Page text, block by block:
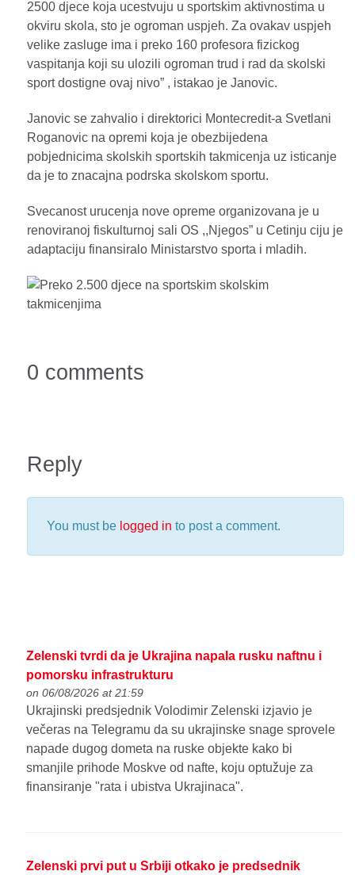
2500 djece koja ucestvuju u sportskim aktivnostima u
okviru skola, sto je ogroman uspjeh. Za ovakav uspjeh
velike zasluge ima i preko 160 profesora fizickog
vaspitanja koji su ulozili ogroman trud i rad da skolski
sport dostigne ovaj nivo” , istakao je Janovic.
Janovic se zahvalio i direktorici Montecredit-a Svetlani
Roganovic na opremi koja je obezbijedena
pobjednicima skolskih sportskih takmicenja uz isticanje
da je to znacajna podrska skolskom sportu.
Svecanost urucenja nove opreme organizovana je u
renoviranoj fiskulturnoj sali OS ,,Njegos” u Cetinju ciju je
adaptaciju finansiralo Ministarstvo sporta i mladih.
0 comments
Reply
You must be logged in to post a comment.
Zelenski tvrdi da je Ukrajina napala rusku naftnu i
pomorsku infrastrukturu
on 06/08/2026 at 21:59
Ukrajinski predsjednik Volodimir Zelenski izjavio je
večeras na Telegramu da su ukrajinske snage sprovele
napade dugog dometa na ruske objekte kako bi
smanjile prihode Moskve od nafte, koju optužuje za
finansiranje "rata i ubistva Ukrajinaca".
Zelenski prvi put u Srbiji otkako je predsednik